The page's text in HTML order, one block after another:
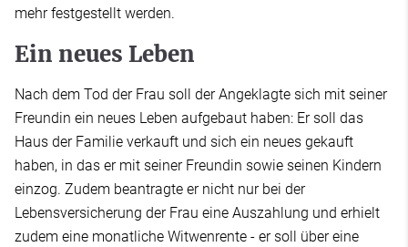
mehr festgestellt werden.
Ein neues Leben
Nach dem Tod der Frau soll der Angeklagte sich mit seiner
Freundin ein neues Leben aufgebaut haben: Er soll das
Haus der Familie verkauft und sich ein neues gekauft
haben, in das er mit seiner Freundin sowie seinen Kindern
einzog. Zudem beantragte er nicht nur bei der
Lebensversicherung der Frau eine Auszahlung und erhielt
zudem eine monatliche Witwenrente - er soll über eine